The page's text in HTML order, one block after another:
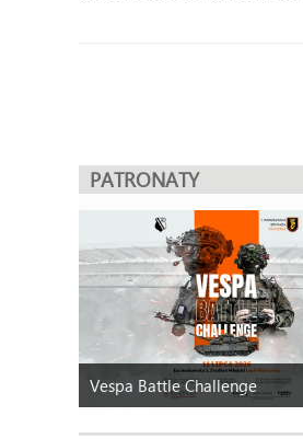
PATRONATY
Vespa Battle Challenge